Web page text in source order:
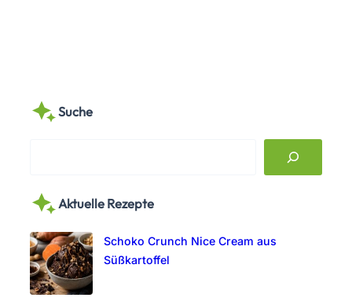
Suche
r
h
Aktuelle Rezepte
Schoko Crunch Nice Cream aus
Süßkartoffel